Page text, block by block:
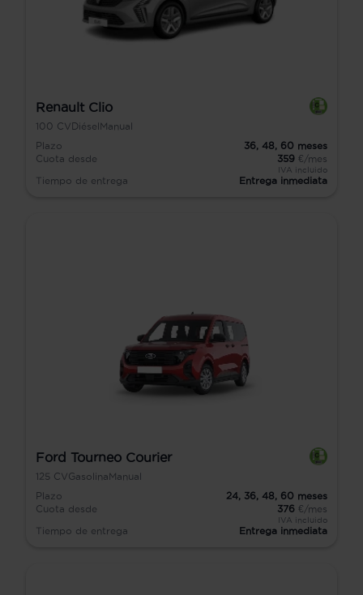
Renault Clio
100 CVDiéselManual
Plazo
36, 48, 60 meses
Cuota desde
359 €/mes
IVA incluido
Tiempo de entrega Entrega inmediata
Ford Tourneo Courier
125 CVGasolina Manual
Plazo
24, 36, 48, 60 meses
Cuota desde
376 €/mes
IVA incluido
Tiempo de entrega Entrega inmediata